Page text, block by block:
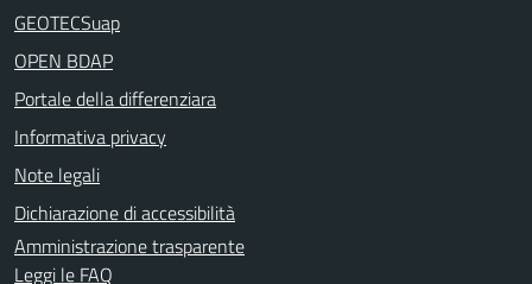
GEOTECSuap
OPEN BDAP
Portale della differenziara
Informativa privacy
Note legali
Dichiarazione di accessibilità
Amministrazione trasparente
Leggi le FAQ